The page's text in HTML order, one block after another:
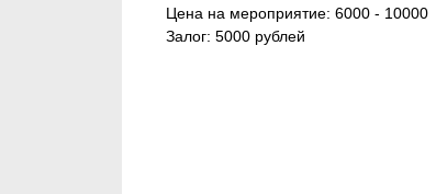
Цена на мероприятие: 6000 - 10000
Залог: 5000 рублей